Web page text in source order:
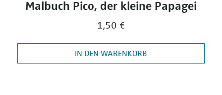
Malbuch Pico, der kleine Papagei
1,50 €
IN DEN WARENKORB